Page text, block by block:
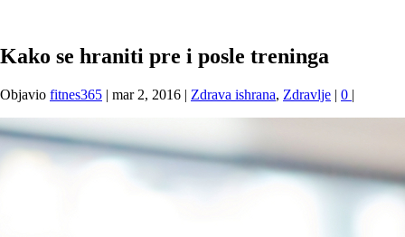
Kako se hraniti pre i posle treninga
Objavio fitnes365 | mar 2, 2016 | Zdrava ishrana, Zdravlje | 0 |